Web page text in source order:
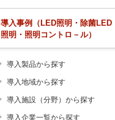
導入事例（LED照明・除菌LED
照明・照明コントロ－ル）
導入製品から探す
導入地域から探す
導入施設（分野）から探す
導入企業一覧から探す